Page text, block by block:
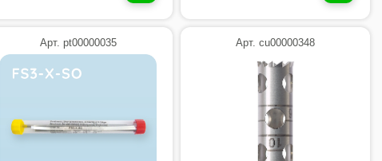
Арт. pt00000035 Арт. cu00000348